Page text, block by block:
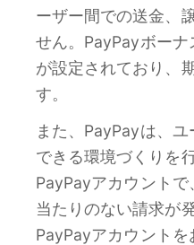
ーザー間での送金、
せん。PayPayボーナ
が設定されており、
す。
また、PayPayは、
できる環境づくりを
PayPayアカウント
当たりのない請求が
PayPayアカウント